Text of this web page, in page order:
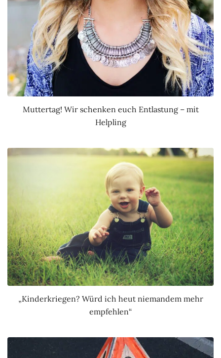
Muttertag! Wir schenken euch Entlastung – mit
Helpling
„Kinderkriegen? Würd ich heut niemandem mehr
empfehlen“